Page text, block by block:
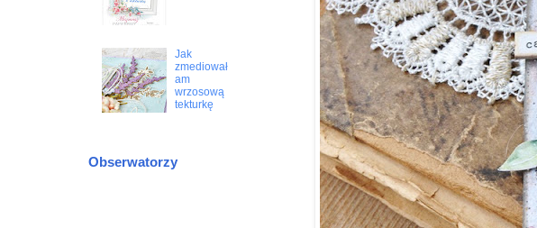
Jak
zmediował
am
wrzosową
tekturkę
Obserwatorzy